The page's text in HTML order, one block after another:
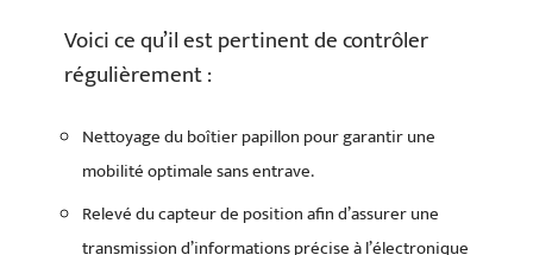
Voici ce qu’il est pertinent de contrôler
régulièrement :
Nettoyage du boîtier papillon pour garantir une
mobilité optimale sans entrave.
Relevé du capteur de position afin d’assurer une
transmission d’informations précise à l’électronique